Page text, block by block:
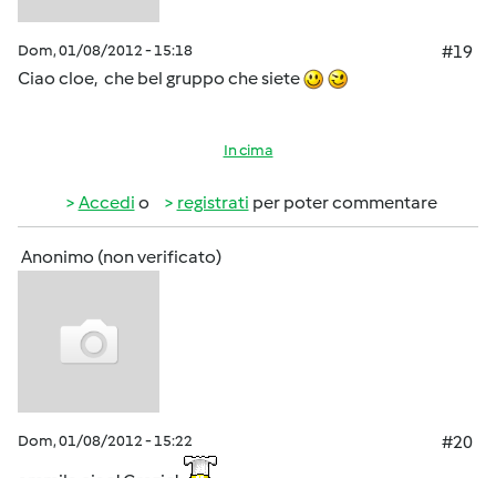
Dom, 01/08/2012 - 15:18
#19
Ciao cloe, che bel gruppo che siete
In cima
Accedi o registrati per poter commentare
Anonimo (non verificato)
Dom, 01/08/2012 - 15:22
#20